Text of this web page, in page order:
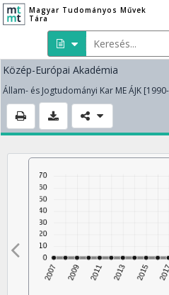
Magyar Tudományos Művek
Tára
Közép-Európai Akadémia
Állam- és Jogtudományi Kar ME ÁJK